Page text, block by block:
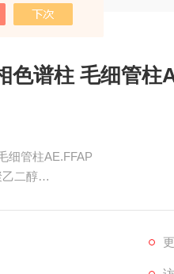
色谱柱 毛细管柱
细管柱AE.FFAP
二醇
酚类而设计